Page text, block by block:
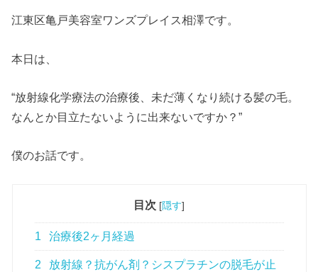
江東区亀戸美容室ワンズプレイス相澤です。
本日は、
“放射線化学療法の治療後、未だ薄くなり続ける髪の毛。
なんとか目立たないように出来ないですか？”
僕のお話です。
目次 [隠す]
1 治療後2ヶ月経過
2
放射線？抗がん剤？シスプラチンの脱毛が止